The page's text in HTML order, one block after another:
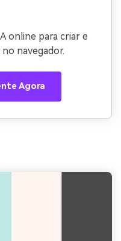
online para criar e
navegador.
Agora